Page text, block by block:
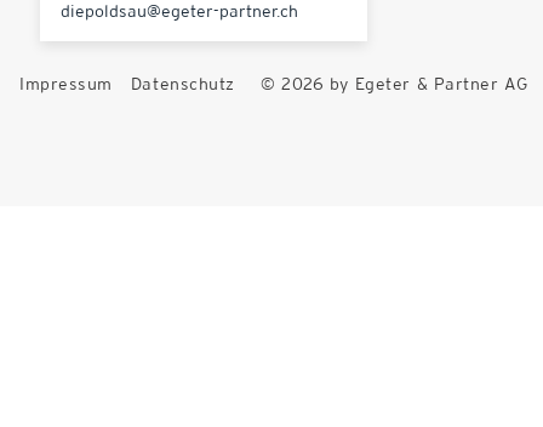
diepoldsau@egeter-partner.ch
Impressum Datenschutz © 2026 by Egeter & Partner AG